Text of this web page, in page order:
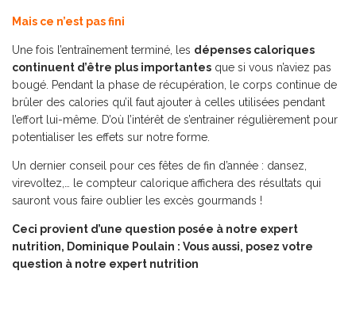
Mais ce n’est pas fini
Une fois l’entraînement terminé, les dépenses caloriques
continuent d’être plus importantes que si vous n’aviez pas
bougé. Pendant la phase de récupération, le corps continue de
brûler des calories qu’il faut ajouter à celles utilisées pendant
l’effort lui-même. D’où l’intérêt de s’entrainer régulièrement pour
potentialiser les effets sur notre forme.
Un dernier conseil pour ces fêtes de fin d’année : dansez,
virevoltez,… le compteur calorique affichera des résultats qui
sauront vous faire oublier les excès gourmands !
Ceci provient d’une question posée à notre expert
nutrition, Dominique Poulain : Vous aussi, posez votre
question à notre expert nutrition